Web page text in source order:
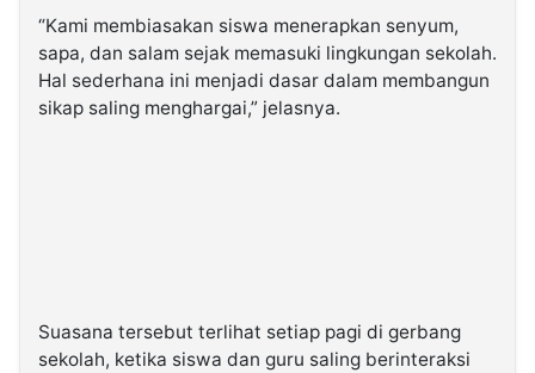
“Kami membiasakan siswa menerapkan senyum,
sapa, dan salam sejak memasuki lingkungan sekolah.
Hal sederhana ini menjadi dasar dalam membangun
sikap saling menghargai,” jelasnya.
Suasana tersebut terlihat setiap pagi di gerbang
sekolah, ketika siswa dan guru saling berinteraksi